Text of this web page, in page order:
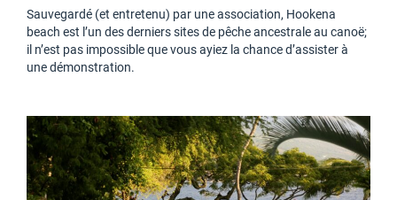
Sauvegardé (et entretenu) par une association, Hookena
beach est l’un des derniers sites de pêche ancestrale au canoë;
il n’est pas impossible que vous ayiez la chance d’assister à
une démonstration.